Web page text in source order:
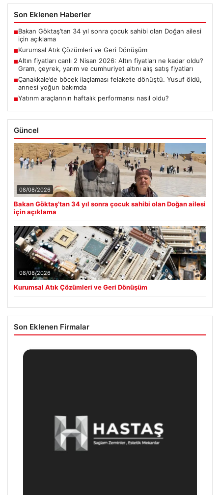
Son Eklenen Haberler
■Bakan Göktaş’tan 34 yıl sonra çocuk sahibi olan Doğan ailesi
için açıklama
■Kurumsal Atık Çözümleri ve Geri Dönüşüm
■Altın fiyatları canlı 2 Nisan 2026: Altın fiyatları ne kadar oldu?
Gram, çeyrek, yarım ve cumhuriyet altını alış satış fiyatları
■Çanakkale’de böcek ilaçlaması felakete dönüştü. Yusuf öldü,
annesi yoğun bakımda
■Yatırım araçlarının haftalık performansı nasıl oldu?
Güncel
08/08/2026
Bakan Göktaş’tan 34 yıl sonra çocuk sahibi olan Doğan ailesi
için açıklama
08/08/2026
Kurumsal Atık Çözümleri ve Geri Dönüşüm
Son Eklenen Firmalar